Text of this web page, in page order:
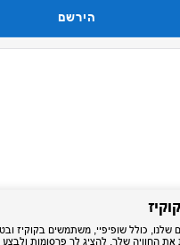
הירשם
שלנו, כולל שופיפיי, משתמשים בקוקיז
החוויה שלך, להציג לך פרסומות